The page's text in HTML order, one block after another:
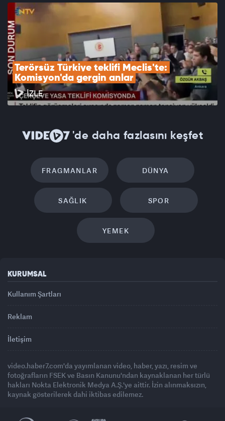
Terörsüz Türkiye teklifi Meclis'te:
Komisyon'da gergin anlar
İZLE
'de daha fazlasını keşfet
FRAGMANLAR DÜNYA
SAĞLIK SPOR
YEMEK
KURUMSAL
Kullanım Şartları
Reklam
İletişim
video.haber7.com'da yayımlanan video, haber, yazı, resim ve
fotoğrafların FSEK ve Basın Kanunu'ndan kaynaklanan her türlü
hakları Nokta Elektronik Medya A.Ş.'ye aittir. İzin alınmaksızın,
kaynak gösterilerek dahi iktibas edilemez.